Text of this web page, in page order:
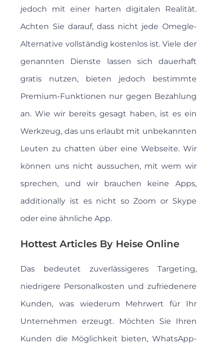
jedoch mit einer harten digitalen Realität.
Achten Sie darauf, dass nicht jede Omegle-
Alternative vollständig kostenlos ist. Viele der
genannten Dienste lassen sich dauerhaft
gratis nutzen, bieten jedoch bestimmte
Premium-Funktionen nur gegen Bezahlung
an. Wie wir bereits gesagt haben, ist es ein
Werkzeug, das uns erlaubt mit unbekannten
Leuten zu chatten über eine Webseite. Wir
können uns nicht aussuchen, mit wem wir
sprechen, und wir brauchen keine Apps,
additionally ist es nicht so Zoom or Skype
oder eine ähnliche App.
Hottest Articles By Heise Online
Das bedeutet zuverlässigeres Targeting,
niedrigere Personalkosten und zufriedenere
Kunden, was wiederum Mehrwert für Ihr
Unternehmen erzeugt. Möchten Sie Ihren
Kunden die Möglichkeit bieten, WhatsApp-